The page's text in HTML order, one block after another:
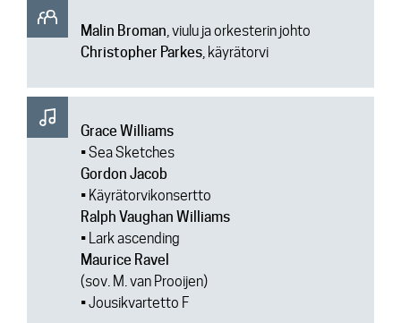
Malin Broman, viulu ja orkesterin johto
Christopher Parkes, käyrätorvi
Grace Williams
• Sea Sketches
Gordon Jacob
• Käyrätorvikonsertto
Ralph Vaughan Williams
• Lark ascending
Maurice Ravel
(sov. M. van Prooijen)
• Jousikvartetto F